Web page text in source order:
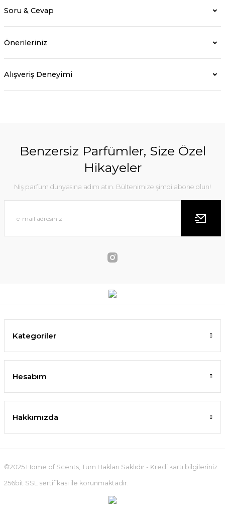
Soru & Cevap
Önerileriniz
Alışveriş Deneyimi
Benzersiz Parfümler, Size Özel
Hikayeler
Niş parfüm dünyasına adım atın. Bültenimize şimdi abone olun!
Kategoriler
Hesabım
Hakkımızda
©2025 Home of Scents, Tüm Hakları Saklıdır - Kredi kartı bilgileriniz
256bit SSL sertifikası ile korunmaktadır.